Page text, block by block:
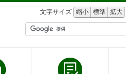
文字サイズ 縮小 標準 拡大